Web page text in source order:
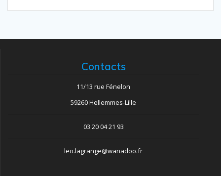
Contacts
11/13 rue Fénelon
59260 Hellemmes-Lille
03 20 04 21 93
leo.lagrange@wanadoo.fr